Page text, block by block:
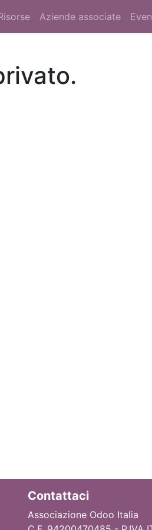
Aziende associate
Contattaci
Associazione Odoo Italia